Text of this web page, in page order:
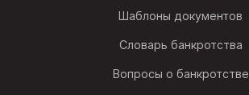
Шаблоны документов
Словарь банкротства
Вопросы о банкротстве